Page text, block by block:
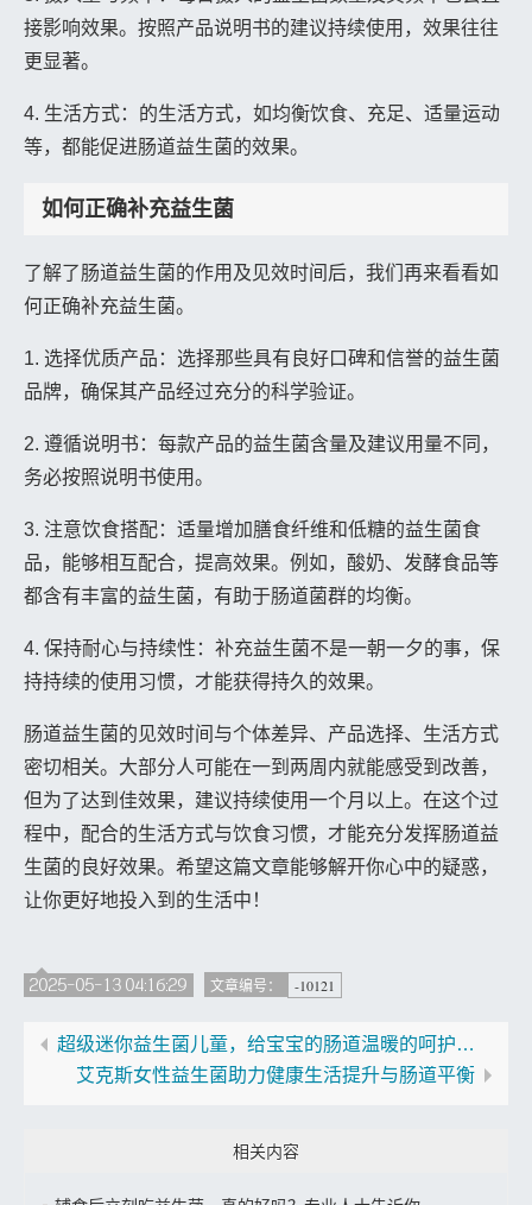
接影响效果。按照产品说明书的建议持续使用，效果往往
更显著。
4. 生活方式：的生活方式，如均衡饮食、充足、适量运动
等，都能促进肠道益生菌的效果。
如何正确补充益生菌
了解了肠道益生菌的作用及见效时间后，我们再来看看如
何正确补充益生菌。
1. 选择优质产品：选择那些具有良好口碑和信誉的益生菌
品牌，确保其产品经过充分的科学验证。
2. 遵循说明书：每款产品的益生菌含量及建议用量不同，
务必按照说明书使用。
3. 注意饮食搭配：适量增加膳食纤维和低糖的益生菌食
品，能够相互配合，提高效果。例如，酸奶、发酵食品等
都含有丰富的益生菌，有助于肠道菌群的均衡。
4. 保持耐心与持续性：补充益生菌不是一朝一夕的事，保
持持续的使用习惯，才能获得持久的效果。
肠道益生菌的见效时间与个体差异、产品选择、生活方式
密切相关。大部分人可能在一到两周内就能感受到改善，
但为了达到佳效果，建议持续使用一个月以上。在这个过
程中，配合的生活方式与饮食习惯，才能充分发挥肠道益
生菌的良好效果。希望这篇文章能够解开你心中的疑惑，
让你更好地投入到的生活中！
2025-05-13 04:16:29 文章编号： -10121
超级迷你益生菌儿童，给宝宝的肠道温暖的呵护与守护
艾克斯女性益生菌助力健康生活提升与肠道平衡
相关内容